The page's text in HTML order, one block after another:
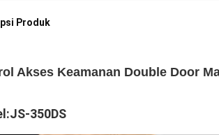
Produk
Akses Keamanan Double Door
350DS